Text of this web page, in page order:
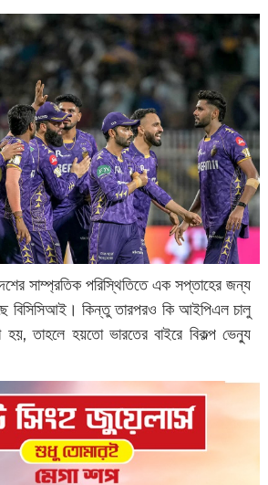
সাম্প্রতিক পরিস্থিতিতে এক সপ্তাহের জন্য
বিসিসিআই। কিন্তু তারপরও কি আইপিএল চালু
হয়, তাহলে হয়তো ভারতের বাইরে বিকল্প ভেন্যু